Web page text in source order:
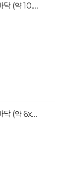
반려동물 융기모 바닥 (약 10.5x9)
반려동물 대리석 바닥 (약 6x4)